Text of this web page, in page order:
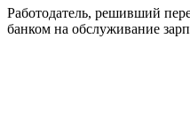
Работодатель, решивший
банком на обслуживание